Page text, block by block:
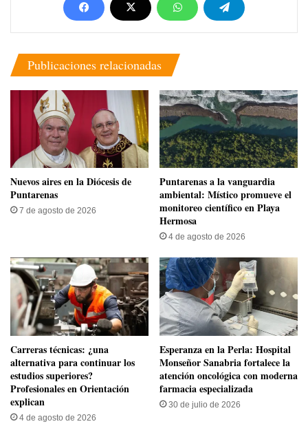
Publicaciones relacionadas
​Nuevos aires en la Diócesis de
Puntarenas
7 de agosto de 2026
​Puntarenas a la vanguardia
ambiental: Místico promueve el
monitoreo científico en Playa
Hermosa
4 de agosto de 2026
Carreras técnicas: ¿una
alternativa para continuar los
estudios superiores?
Profesionales en Orientación
explican
4 de agosto de 2026
​Esperanza en la Perla: Hospital
Monseñor Sanabria fortalece la
atención oncológica con moderna
farmacia especializada
30 de julio de 2026